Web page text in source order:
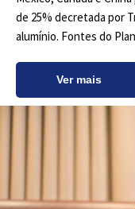
de 25% decretada por
alumínio. Fontes do
Ver mais